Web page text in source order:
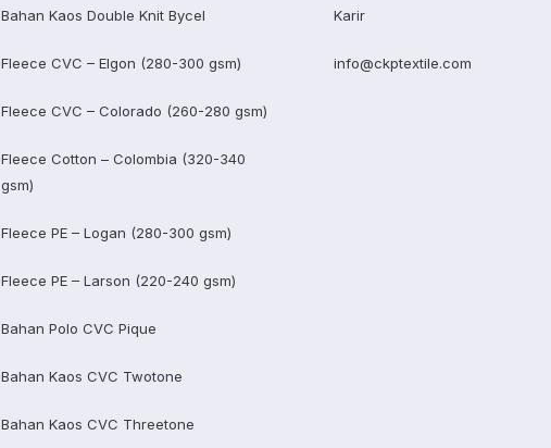
Bahan Kaos Double Knit Bycel
Fleece CVC – Elgon (280-300 gsm)
Fleece CVC – Colorado (260-280 gsm)
Fleece Cotton – Colombia (320-340
gsm)
Fleece PE – Logan (280-300 gsm)
Fleece PE – Larson (220-240 gsm)
Bahan Polo CVC Pique
Bahan Kaos CVC Twotone
Bahan Kaos CVC Threetone
Karir
info@ckptextile.com